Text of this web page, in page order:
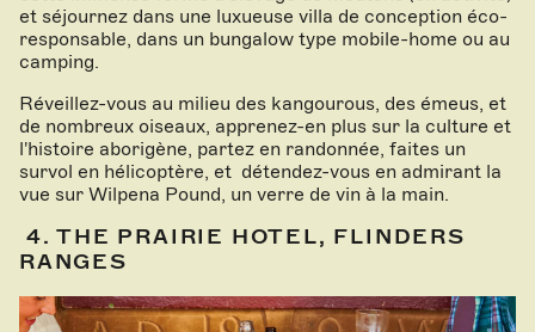
et séjournez dans une luxueuse villa de conception éco-
responsable, dans un bungalow type mobile-home ou au
camping.
Réveillez-vous au milieu des kangourous, des émeus, et
de nombreux oiseaux, apprenez-en plus sur la culture et
l'histoire aborigène, partez en randonnée, faites un
survol en hélicoptère, et détendez-vous en admirant la
vue sur Wilpena Pound, un verre de vin à la main.
4. THE PRAIRIE HOTEL, FLINDERS
RANGES